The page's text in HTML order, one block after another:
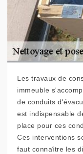
Les travaux de
immeuble
de conduits
est indispensable
place pour ces
Ces interventions
faut connaître les